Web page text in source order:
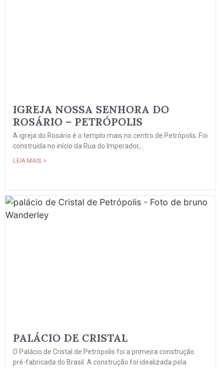
IGREJA NOSSA SENHORA DO
ROSÁRIO – PETRÓPOLIS
A igreja do Rosário é o templo mais no centro de Petrópolis. Foi
construída no início da Rua do Imperador,...
LEIA MAIS >
PALÁCIO DE CRISTAL
O Palácio de Cristal de Petrópolis foi a primeira construção
pré-fabricada do Brasil. A construção foi idealizada pela